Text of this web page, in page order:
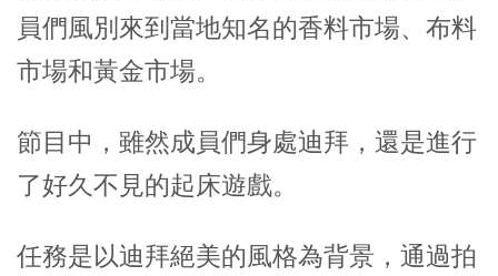
員們風別來到當地知名的香料市場、布料
市場和黃金市場。
節目中，雖然成員們身處迪拜，還是進行
了好久不見的起床遊戲。
任務是以迪拜絕美的風格為背景，通過拍